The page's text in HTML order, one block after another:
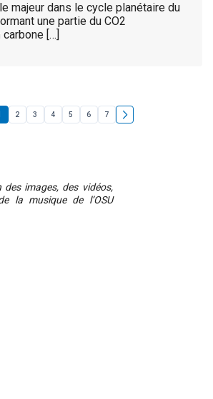
majeur dans le cycle planétaire du
une partie du CO2
[…]
2 3 4 5 6 7
des images, des vidéos,
la musique de l’OSU